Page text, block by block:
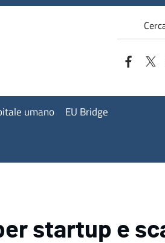
umano EU Bridge
startup e